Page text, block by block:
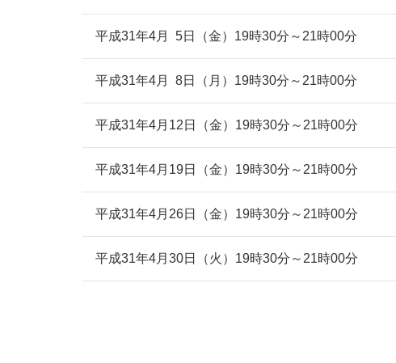
平成31年4月 5日（金）19時30分～21時00分
平成31年4月 8日（月）19時30分～21時00分
平成31年4月12日（金）19時30分～21時00分
平成31年4月19日（金）19時30分～21時00分
平成31年4月26日（金）19時30分～21時00分
平成31年4月30日（火）19時30分～21時00分